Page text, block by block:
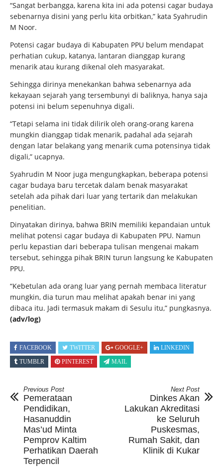
“Sangat berbangga, karena kita ini ada potensi cagar budaya
sebenarnya disini yang perlu kita orbitkan,” kata Syahrudin
M Noor.
Potensi cagar budaya di Kabupaten PPU belum mendapat
perhatian cukup, katanya, lantaran dianggap kurang
menarik atau kurang dikenal oleh masyarakat.
Sehingga dirinya menekankan bahwa sebenarnya ada
kekayaan sejarah yang tersembunyi di baliknya, hanya saja
potensi ini belum sepenuhnya digali.
“Tetapi selama ini tidak dilirik oleh orang-orang karena
mungkin dianggap tidak menarik, padahal ada sejarah
dengan latar belakang yang menarik cuma potensinya tidak
digali,” ucapnya.
Syahrudin M Noor juga mengungkapkan, beberapa potensi
cagar budaya baru tercetak dalam benak masyarakat
setelah ada pihak dari luar yang tertarik dan melakukan
penelitian.
Dinyatakan dirinya, bahwa BRIN memiliki kepandaian untuk
melihat potensi cagar budaya di Kabupaten PPU. Namun
perlu kepastian dari beberapa tulisan mengenai makam
tersebut, sehingga pihak BRIN turun langsung ke Kabupaten
PPU.
“Kebetulan ada orang luar yang pernah membaca literatur
mungkin, dia turun mau melihat apakah benar ini yang
dibaca itu. Jadi termasuk makam di Sesulu itu,” pungkasnya.
(adv/log)
FACEBOOK TWITTER GOOGLE+
LINKEDIN
TUMBLR
PINTEREST MAIL
Previous Post
Pemerataan
Pendidikan,
Hasanuddin
Mas’ud Minta
Pemprov Kaltim
Perhatikan Daerah
Terpencil
Next Post
Dinkes Akan
Lakukan Akreditasi
ke Seluruh
Puskesmas,
Rumah Sakit, dan
Klinik di Kukar